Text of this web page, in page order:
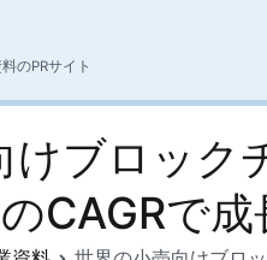
のPRサイト
けブロック
CAGRで